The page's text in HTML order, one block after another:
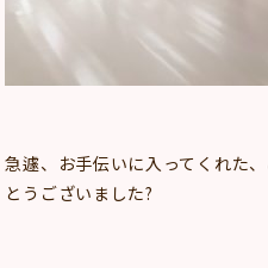
急遽、お手伝いに入ってくれた
とうございました?